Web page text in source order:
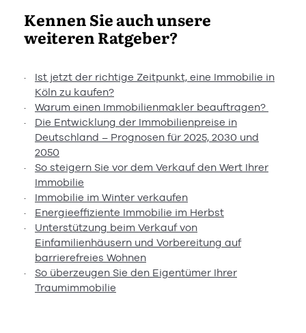
Kennen Sie auch unsere
weiteren Ratgeber?
Ist jetzt der richtige Zeitpunkt, eine Immobilie in
Köln zu kaufen?
Warum einen Immobilienmakler beauftragen?
Die Entwicklung der Immobilienpreise in
Deutschland – Prognosen für 2025, 2030 und
2050
So steigern Sie vor dem Verkauf den Wert Ihrer
Immobilie
Immobilie im Winter verkaufen
Energieeffiziente Immobilie im Herbst
Unterstützung beim Verkauf von
Einfamilienhäusern und Vorbereitung auf
barrierefreies Wohnen
So überzeugen Sie den Eigentümer Ihrer
Traumimmobilie